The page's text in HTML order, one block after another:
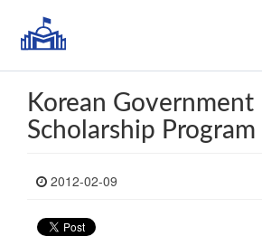
Korean Government
Scholarship Program
2012-02-09